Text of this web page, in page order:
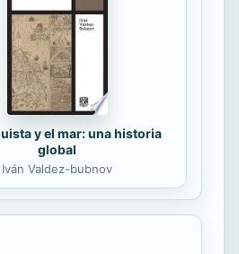
y el mar: una historia
global
Iván Valdez-bubnov